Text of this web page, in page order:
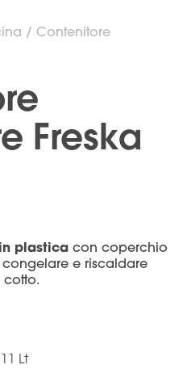
/ Contenitore
Freska
plastica con coperchio
e riscaldare
Lt